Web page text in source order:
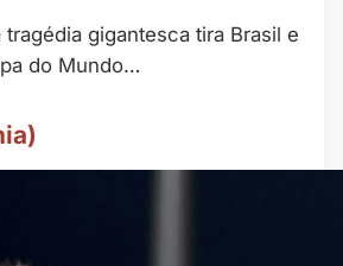
gigantesca tira Brasil e
do Mundo…